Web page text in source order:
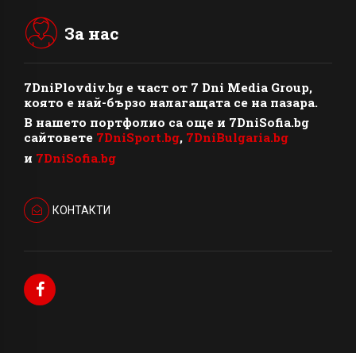
За нас
7DniPlovdiv.bg e част от 7 Dni Media Group,
която е най-бързо налагащата се на пазара.
В нашето портфолио са още и 7DniSofia.bg
сайтовете 7DniSport.bg, 7DniBulgaria.bg
и 7DniSofia.bg
КОНТАКТИ